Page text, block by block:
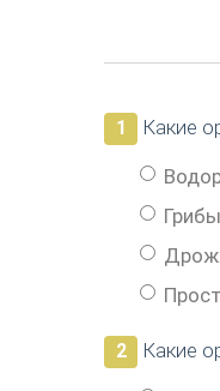
1 Какие
Грибы
2 Какие